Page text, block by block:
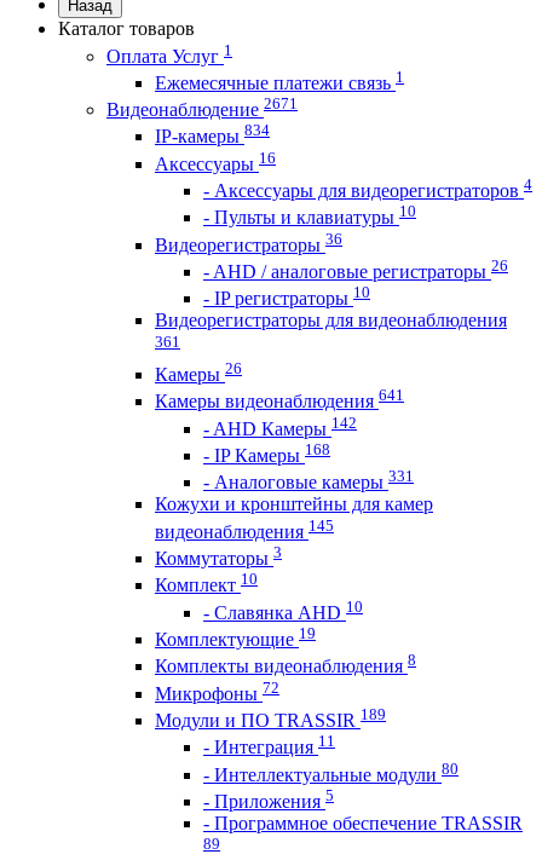
Назад
Каталог товаров
Оплата Услуг 1
Ежемесячные платежи связь 1
Видеонаблюдение 2671
IP-камеры 834
Аксессуары 16
- Аксессуары для видеорегистраторов 4
- Пульты и клавиатуры 10
Видеорегистраторы 36
- AHD / аналоговые регистраторы 26
- IP регистраторы 10
Видеорегистраторы для видеонаблюдения
361
Камеры 26
Камеры видеонаблюдения 641
- AHD Камеры 142
- IP Камеры 168
- Аналоговые камеры 331
Кожухи и кронштейны для камер
видеонаблюдения 145
Коммутаторы 3
Комплект 10
- Славянка AHD 10
Комплектующие 19
Комплекты видеонаблюдения 8
Микрофоны 72
Модули и ПО TRASSIR 189
- Интеграция 11
- Интеллектуальные модули 80
- Приложения 5
- Программное обеспечение TRASSIR
89